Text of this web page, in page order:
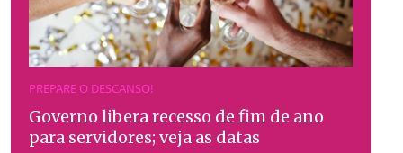
PREPARE O DESCANSO!
Governo libera recesso de fim de ano
para servidores; veja as datas